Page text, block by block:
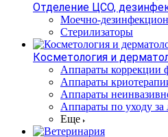
Отделение ЦСО,
Моечно-
Стерилизаторы
Косметология и
Аппараты коррекции
Аппараты
Аппараты
Аппараты по уходу
Еще